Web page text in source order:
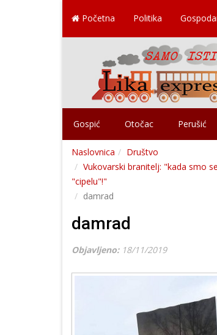
Početna Politika
Gospić Otočac Perušić
Naslovnica
Društvo
Vukovarski branitelj: "kada smo
"cipelu"!"
damrad
damrad
Objavljeno: 18/11/2019